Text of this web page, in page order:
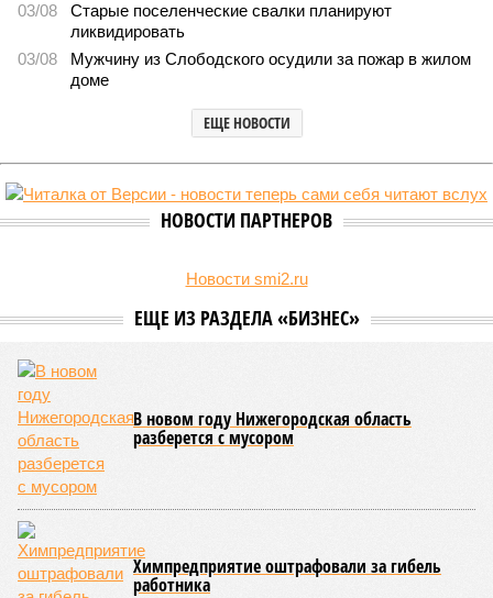
03/08
Старые поселенческие свалки планируют
ликвидировать
03/08
Мужчину из Слободского осудили за пожар в жилом
доме
ЕЩЕ НОВОСТИ
НОВОСТИ ПАРТНЕРОВ
Новости smi2.ru
ЕЩЕ ИЗ РАЗДЕЛА «БИЗНЕС»
В новом году Нижегородская область
разберется с мусором
Химпредприятие оштрафовали за гибель
работника